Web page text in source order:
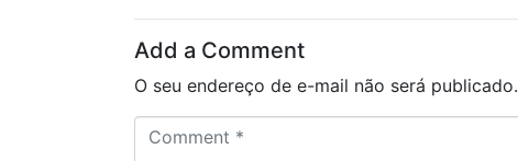
Add a Comment
O seu endereço de e-mail não será publicado.